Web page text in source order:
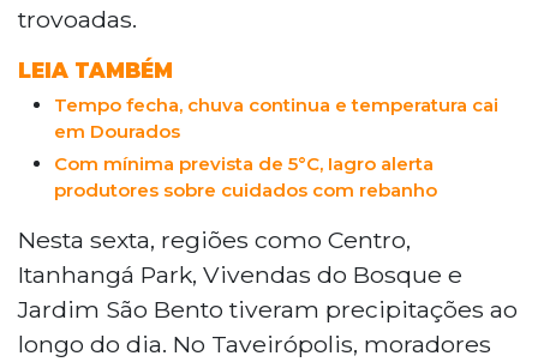
trovoadas.
LEIA TAMBÉM
Tempo fecha, chuva continua e temperatura cai
em Dourados
Com mínima prevista de 5°C, Iagro alerta
produtores sobre cuidados com rebanho
Nesta sexta, regiões como Centro,
Itanhangá Park, Vivendas do Bosque e
Jardim São Bento tiveram precipitações ao
longo do dia. No Taveirópolis, moradores